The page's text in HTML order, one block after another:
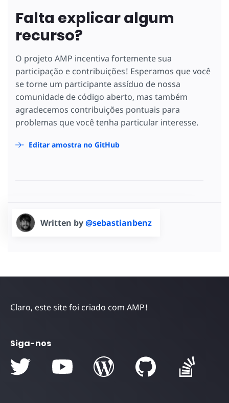
Falta explicar algum
recurso?
O projeto AMP incentiva fortemente sua
participação e contribuições! Esperamos que você
se torne um participante assíduo de nossa
comunidade de código aberto, mas também
agradecemos contribuições pontuais para
problemas que você tenha particular interesse.
Editar amostra no GitHub
Written by@sebastianbenz
Claro, este site foi criado com AMP!
Siga-nos